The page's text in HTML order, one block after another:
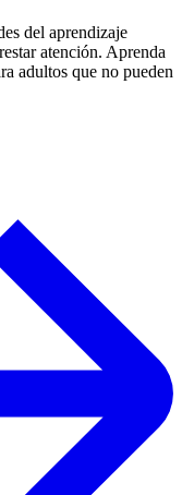
del aprendizaje
atención. Aprenda
adultos que no pueden